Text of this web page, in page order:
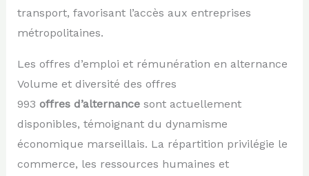
transport, favorisant l’accès aux entreprises
métropolitaines.
Les offres d’emploi et rémunération en alternance
Volume et diversité des offres
993 offres d’alternancesont actuellement
disponibles, témoignant du dynamisme
économique marseillais. La répartition privilégie le
commerce, les ressources humaines et